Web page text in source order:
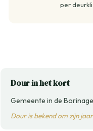
per
Dour in het kort
Gemeente in de
Dour is bekend om zijn